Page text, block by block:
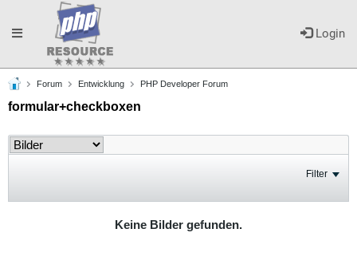
Login
Toggle
navigation
Forum Entwicklung PHP Developer Forum
formular+checkboxen
Filter
Keine Bilder gefunden.